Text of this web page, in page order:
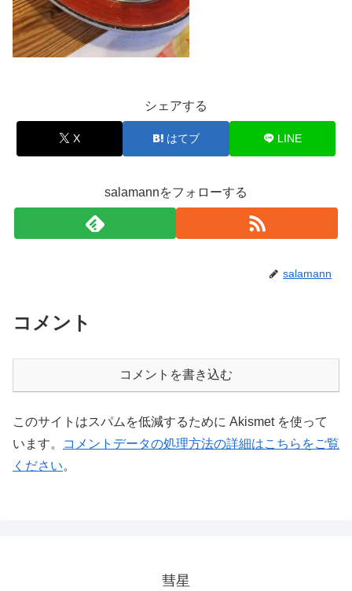
シェアする
X はてブ LINE
salamannをフォローする
salamann
コメント
コメントを書き込む
このサイトはスパムを低減するために Akismet を使って
います。
コメントデータの処理方法の詳細はこちらをご覧
ください。
彗星